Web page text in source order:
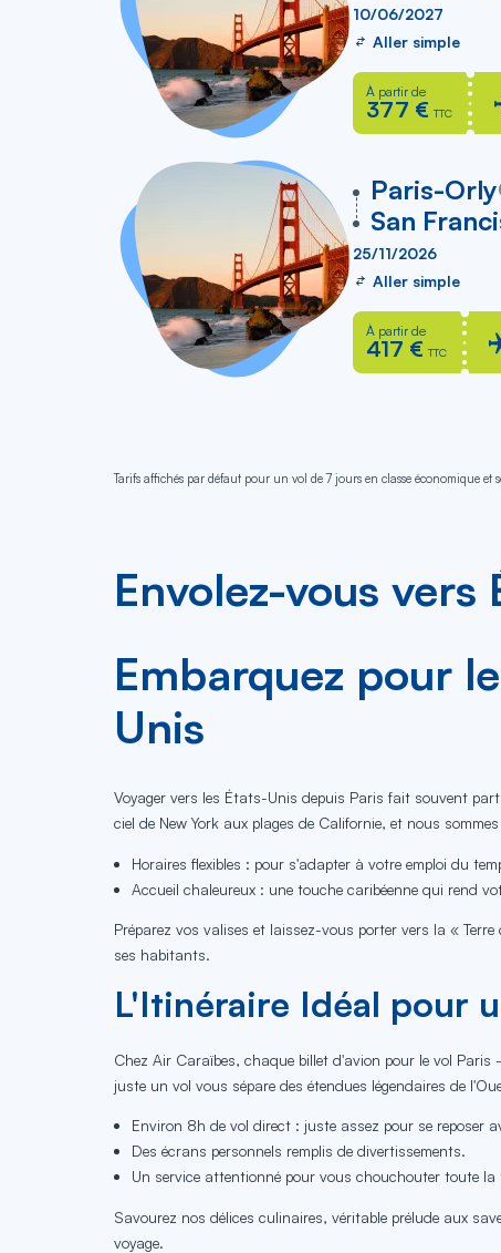
10/06/2027
Aller simple
À partir de
377 € TTC
Paris-Orly
vers
San
25/11/2026
Aller simple
À partir de
417 € TTC
Tarifs affichés par défaut pour un vol de 7 jours en classe économique et
Envolez-vous
Embarquez pour
Unis
Voyager vers les États-Unis depuis Paris fait souvent
ciel de New York aux plages de Californie, et nous
Horaires flexibles : pour s'adapter à votre emploi du
Accueil chaleureux : une touche caribéenne qui rend
Préparez vos valises et laissez-vous porter vers la «
ses habitants.
L'Itinéraire Idéal pour
Chez Air Caraïbes, chaque billet d'avion pour le vol Paris
juste un vol vous sépare des étendues légendaires de
Environ 8h de vol direct : juste assez pour se reposer
Des écrans personnels remplis de divertissements.
Un service attentionné pour vous chouchouter toute la
Savourez nos délices culinaires, véritable prélude aux
voyage.